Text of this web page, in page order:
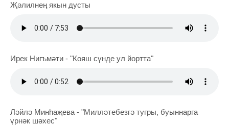
Җәлилнең якын дусты
Ирек Нигъмәти - "Кояш сүнде ул йортта"
Ләйлә Минһаҗева - "Милләтебезгә тугры, буыннарга
үрнәк шәхес"